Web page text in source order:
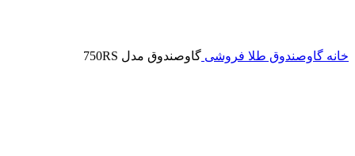
خانه گاوصندوق طلا فروشی گاوصندوق مدل 750RS